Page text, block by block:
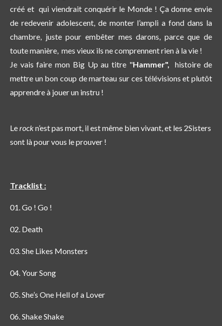
créé et qui viendrait conquérir le Monde ! Ça donne envie
de redevenir adolescent, de monter l’ampli a fond dans la
chambre, juste pour embêter mes darons, parce que de
toute manière, mes vieux ils ne comprennent rien à la vie !
Je vais faire mon Big Up au titre "Hammer",
histoire de
mettre un bon coup de marteau sur ces télévisions et plutôt
apprendre à jouer un instru !
Lerockn’est pas mort, il est même bien vivant, et les 2Sisters
sont là pour vous le prouver !
Tracklist :
01. Go ! Go !
02. Death
03. She Likes Monsters
04. Your Song
05. She’s One Hell of a Lover
06. Shake Shake